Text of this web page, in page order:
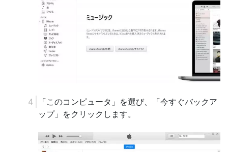
「このコンピュータ」を選び、「今すぐバックア
ップ」をクリックします。